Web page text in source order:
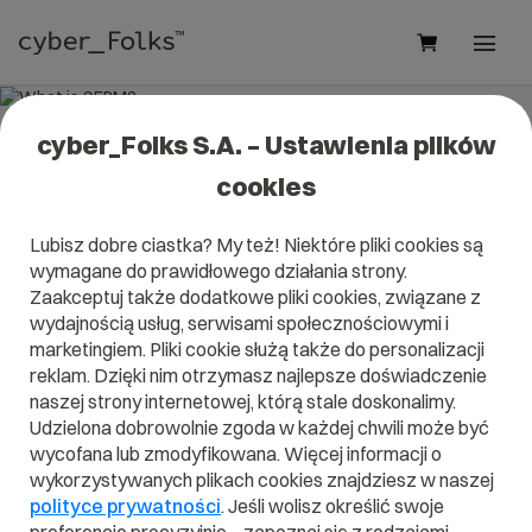
What is SERM?
It will help you better understand what exactly it isSERM
and what is the meaning to you in everyday use.
A B C D E F G H
I
J
K L M N O P Q
R
S
T U V W X Y Z
cyber_Folks S.A. – Ustawienia plików
cookies
Lubisz dobre ciastka? My też! Niektóre pliki cookies są
wymagane do prawidłowego działania strony.
Zaakceptuj także dodatkowe pliki cookies, związane z
wydajnością usług, serwisami społecznościowymi i
marketingiem. Pliki cookie służą także do personalizacji
reklam. Dzięki nim otrzymasz najlepsze doświadczenie
naszej strony internetowej, którą stale doskonalimy.
Udzielona dobrowolnie zgoda w każdej chwili może być
wycofana lub zmodyfikowana. Więcej informacji o
wykorzystywanych plikach cookies znajdziesz w naszej
polityce prywatności. Jeśli wolisz określić swoje